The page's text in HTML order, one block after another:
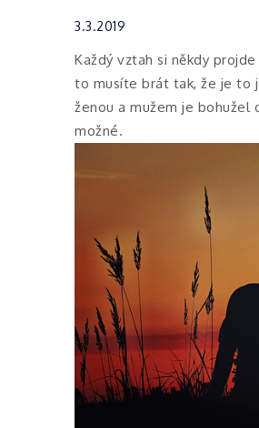
3.3.2019
Každý vztah si někdy
to musíte brát tak, že je to
ženou a mužem je
možné.